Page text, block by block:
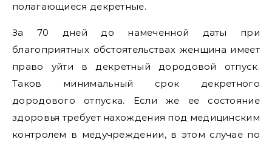
полагающиеся декретные.
За 70 дней до намеченной даты при
благоприятных обстоятельствах женщина имеет
право уйти в декретный дородовой отпуск.
Таков минимальный срок декретного
дородового отпуска. Если же ее состояние
здоровья требует нахождения под медицинским
контролем в медучреждении, в этом случае по